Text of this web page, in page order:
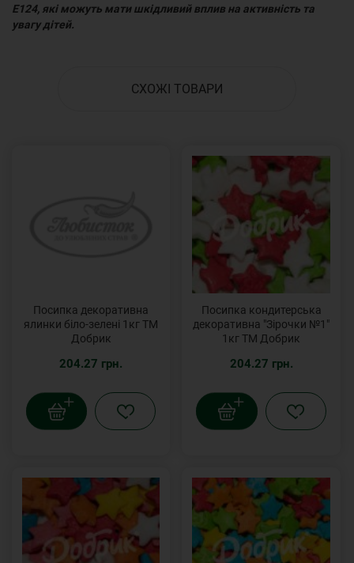
Е124, які можуть мати шкідливий вплив на активність та
увагу дітей.
СХОЖІ ТОВАРИ
Посипка декоративна
ялинки біло-зелені 1кг ТМ
Добрик
204.27 грн.
Посипка кондитерська
декоративна "Зірочки №1"
1кг ТМ Добрик
204.27 грн.